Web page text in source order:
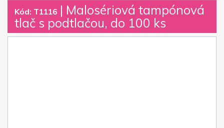
Kód: T1116 | Malosériová tampónová
tlač s podtlačou, do 100 ks